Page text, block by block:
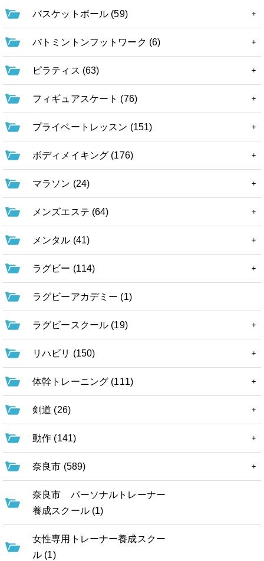
バスケットボール (59)
バトミントンフットワーク (6)
ピラティス (63)
フィギュアスケート (76)
プライベートレッスン (151)
ボディメイキング (176)
マラソン (24)
メンズエステ (64)
メンタル (41)
ラグビー (114)
ラグビーアカデミー (1)
ラグビースクール (19)
リハビリ (150)
体幹トレーニング (111)
剣道 (26)
動作 (141)
奈良市 (589)
奈良市 パーソナルトレーナー
養成スクール (1)
女性専用トレーナー養成スクー
ル (1)